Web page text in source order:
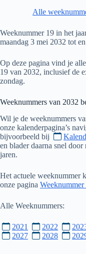
Alle
Weeknummer 19 in het
maandag 3 mei 2032 tot
Op deze pagina vind je
19 van 2032, inclusief de
zondag.
Weeknummers van 2032
Wil je de weeknummers
onze kalenderpagina’s
bijvoorbeeld bij
en blader daarna snel
jaren.
Het actuele weeknummer
onze pagina Weeknummer
Alle Weeknummers:
2021 2022
2027
2028